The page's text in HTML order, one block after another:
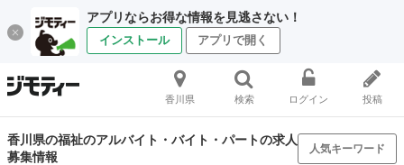
アプリならお得な情報を見逃さない！
インストール アプリで開く
香川県 検索 ログイン 投稿
香川県の福祉のアルバイト・バイト・パートの求人
募集情報
人気キーワード